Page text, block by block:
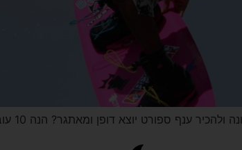
דופן ומאתגר? הנה 10 עובדות על סקי מים ששווה לדעת